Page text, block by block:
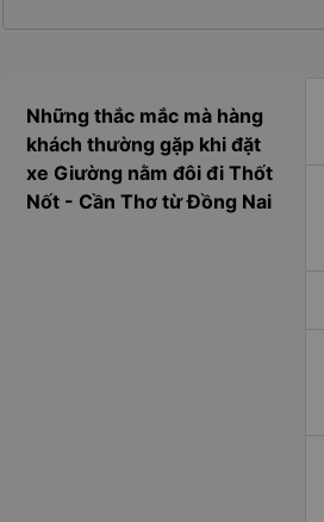
Những thắc mắc mà hàng
khách thường gặp khi đặt
xe Giường nằm đôi đi Thốt
Nốt - Cần Thơ từ Đồng Nai